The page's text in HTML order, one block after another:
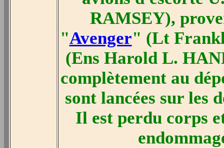
RAMSEY),
"Avenger" (Lt
(Ens Harold L.
complètement au
sont lancées sur les
Il est perdu corps